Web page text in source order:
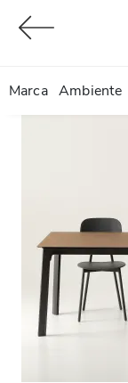
Marca Ambiente